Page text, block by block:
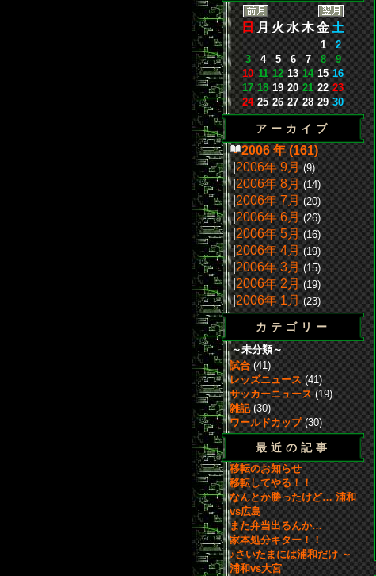
日 月火水木金土
1
2
3
4 5 6 7 8
9
10 11 12 13 14 15 16
17 18 19 20 21 22 23
24 25 26 27 28 29 30
アーカイブ
2006 年 (161)
|2006年 9月 (9)
|2006年 8月 (14)
|2006年 7月 (20)
|2006年 6月 (26)
|2006年 5月 (16)
|2006年 4月 (19)
|2006年 3月 (15)
|2006年 2月 (19)
|2006年 1月 (23)
カテゴリー
～未分類～
試合(41)
レッズニュース(41)
サッカーニュース(19)
雑記(30)
ワールドカップ(30)
最近の記事
移転のお知らせ
移転してやる！！
なんとか勝ったけど… 浦和
vs広島
また弁当出るんか…
家本処分キター！！
♪さいたまには浦和だけ ～
浦和vs大宮